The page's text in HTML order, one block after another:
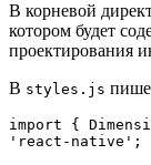
В корневой
котором будет
проектирования
В styles.js
import {
'react-native';